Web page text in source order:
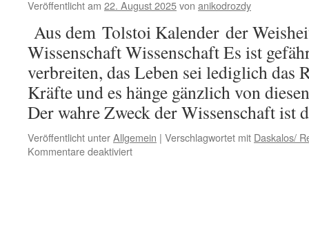
Veröffentlicht am 22. August 2025von anikodrozdy
Aus dem Tolstoi Kalender der
Wissenschaft Wissenschaft Es ist
verbreiten, das Leben sei lediglich das
Kräfte und es hänge gänzlich von
Der wahre Zweck der Wissenschaft
Veröffentlicht unterAllgemein | Verschlagwortet mit Daskalos/
Kommentare deaktiviertfür